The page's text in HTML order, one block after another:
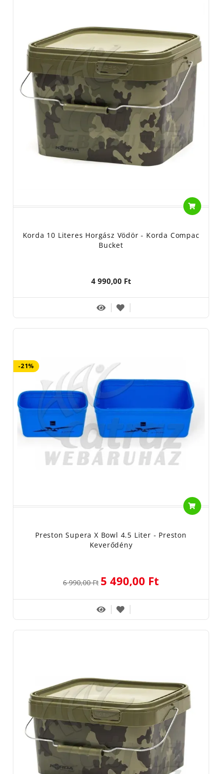
Korda 10 Literes Horgász Vödör - Korda Compac
Bucket
4 990,00 Ft
-21%
Preston Supera X Bowl 4.5 Liter - Preston
Keverődény
6 990,00 Ft 5 490,00 Ft